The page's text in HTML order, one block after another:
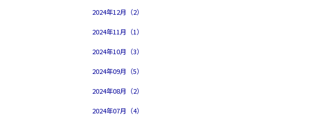
2024年12月（2）
2024年11月（1）
2024年10月（3）
2024年09月（5）
2024年08月（2）
2024年07月（4）